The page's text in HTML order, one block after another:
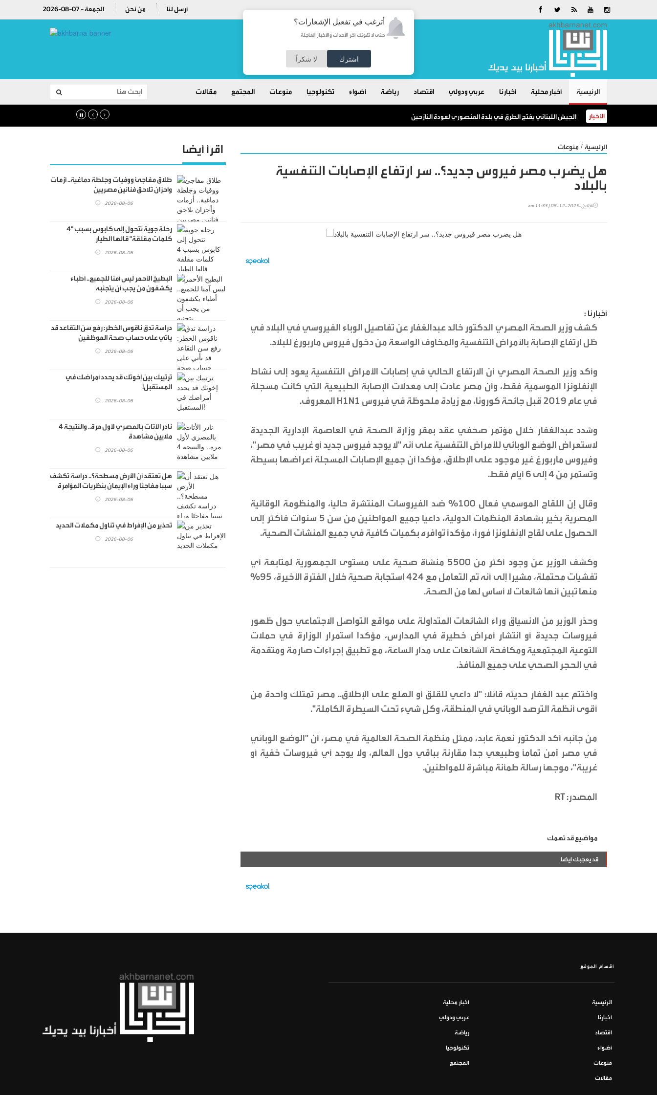
أترغب في تفعيل الإشعارات؟
حتى لا تفوتك آخر الأحداث والأخبار العاجلة
اشترك لا شكراً
2026-08-07 - الجمعة من نحن أرسل لنا
الرئيسية أخبار محلية أخبارنا عربي ودولي اقتصاد رياضة أضواء تكنولوجيا منوعات المجتمع مقالات
الأخبار الجيش اللبناني يفتح الطرق في بلدة المنصوري لعودة النازحين
الرئيسية / منوعات
هل يضرب مصر فيروس جديد؟.. سر ارتفاع الإصابات التنفسية
بالبلاد
الإثنين-2025-12-08 | 11:33 am
أخبارنا :
كشف وزير الصحة المصري الدكتور خالد عبدالغفار عن تفاصيل الوباء الفيروسي في البلاد في
ظل ارتفاع الإصابة بالأمراض التنفسية والمخاوف الواسعة من دخول فيروس ماربورغ للبلاد.
وأكد وزير الصحة المصري أن الارتفاع الحالي في إصابات الأمراض التنفسية يعود إلى نشاط
الإنفلونزا الموسمية فقط، وأن مصر عادت إلى معدلات الإصابة الطبيعية التي كانت مسجلة
في عام 2019 قبل جائحة كورونا، مع زيادة ملحوظة في فيروس H1N1 المعروف.
وشدد عبدالغفار خلال مؤتمر صحفي عقد بمقر وزارة الصحة في العاصمة الإدارية الجديدة
لاستعراض الوضع الوبائي للأمراض التنفسية على أنه "لا يوجد فيروس جديد أو غريب في مصر"،
وفيروس ماربورغ غير موجود على الإطلاق، مؤكدا أن جميع الإصابات المسجلة أعراضها بسيطة
وتستمر من 4 إلى 6 أيام فقط.
وقال إن اللقاح الموسمي فعال 100% ضد الفيروسات المنتشرة حالياً، والمنظومة الوقائية
المصرية بخير بشهادة المنظمات الدولية، داعيا جميع المواطنين من سن 5 سنوات فأكثر إلى
الحصول على لقاح الإنفلونزا فوراً، مؤكداً توافره بكميات كافية في جميع المنشآت الصحية.
وكشف الوزير عن وجود أكثر من 5500 منشأة صحية على مستوى الجمهورية لمتابعة أي
تفشيات محتملة، مشيرا إلى أنه تم التعامل مع 424 استجابة صحية خلال الفترة الأخيرة، 95%
منها تبين أنها شائعات لا أساس لها من الصحة.
وحذر الوزير من الانسياق وراء الشائعات المتداولة على مواقع التواصل الاجتماعي حول ظهور
فيروسات جديدة أو انتشار أمراض خطيرة في المدارس، مؤكدا استمرار الوزارة في حملات
التوعية المجتمعية ومكافحة الشائعات على مدار الساعة، مع تطبيق إجراءات صارمة ومتقدمة
في الحجر الصحي على جميع المنافذ.
واختتم عبد الغفار حديثه قائلا: "لا داعي للقلق أو الهلع على الإطلاق.. مصر تمتلك واحدة من
أقوى أنظمة الترصد الوبائي في المنطقة، وكل شيء تحت السيطرة الكاملة".
من جانبه أكد الدكتور نعمة عابد، ممثل منظمة الصحة العالمية في مصر، أن "الوضع الوبائي
في مصر آمن تماماً وطبيعي جدا مقارنة بباقي دول العالم، ولا يوجد أي فيروسات خفية أو
غريبة"، موجهاً رسالة طمأنة مباشرة للمواطنين.
المصدر: RT
مواضيع قد تهمك
قد يعجبك ايضا
اقرأ أيضا
طلاق مفاجئ ووفيات وجلطة دماغية.. أزمات
وأحزان تلاحق فنانين مصريين
2026-08-06
رحلة جوية تتحول إلى كابوس بسبب "4
كلمات مقلقة" قالها الطيار
2026-08-06
البطيخ الأحمر ليس آمنا للجميع.. أطباء
يكشفون من يجب أن يتجنبه
2026-08-06
دراسة تدق ناقوس الخطر: رفع سن التقاعد قد
يأتي على حساب صحة الموظفين
2026-08-06
ترتيبك بين إخوتك قد يحدد أمراضك في
المستقبل!
2026-08-06
نادر الأتات بالمصري لأول مرة.. والنتيجة 4
ملايين مشاهدة
2026-08-06
هل تعتقد أن الأرض مسطحة؟.. دراسة تكشف
سببا مفاجئا وراء الإيمان بنظريات المؤامرة
2026-08-06
تحذير من الإفراط في تناول مكملات الحديد
2026-08-06
أقسام الموقع
الرئيسية أخبار محلية
أخبارنا عربي ودولي
اقتصاد رياضة
أضواء تكنولوجيا
منوعات المجتمع
مقالات